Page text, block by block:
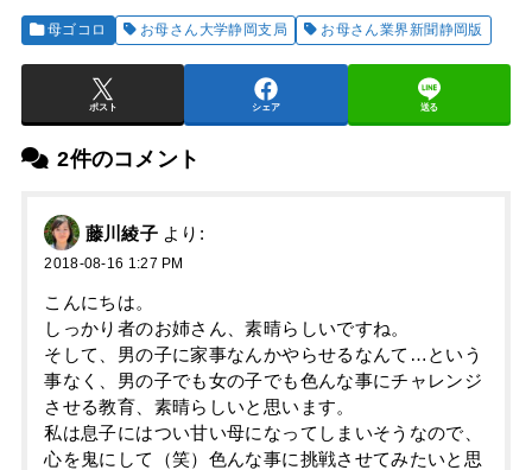
母ゴコロ お母さん大学静岡支局 お母さん業界新聞静岡版
ポスト シェア 送る
2件のコメント
藤川綾子 より:
2018-08-16 1:27 PM
こんにちは。
しっかり者のお姉さん、素晴らしいですね。
そして、男の子に家事なんかやらせるなんて…という
事なく、男の子でも女の子でも色んな事にチャレンジ
させる教育、素晴らしいと思います。
私は息子にはつい甘い母になってしまいそうなので、
心を鬼にして（笑）色んな事に挑戦させてみたいと思